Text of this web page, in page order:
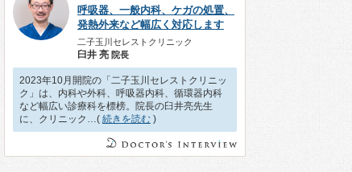
呼吸器、一般内科、ケガの処置、
発熱外来など幅広く対応します
二子玉川セレストクリニック
臼井 亮 院長
2023年10月開院の「二子玉川セレストクリニッ
ク」は、内科や外科、呼吸器内科、循環器内科
など幅広い診療科を標榜。院長の臼井亮先生
に、クリニック…( 続きを読む )